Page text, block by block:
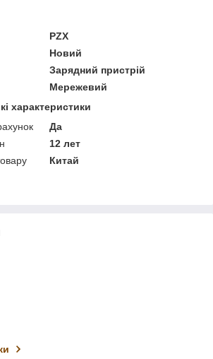
PZX
Новий
Зарядний пристрій
Мережевий
характеристики
Да
12 лет
Китай